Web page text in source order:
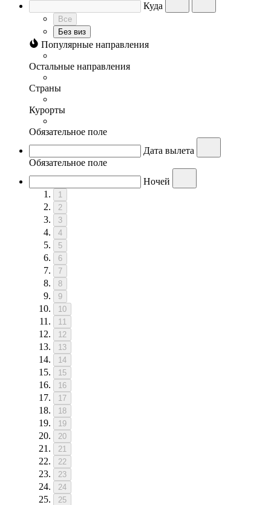
Куда
Все
Без виз
Популярные направления
Остальные направления
Страны
Курорты
Обязательное поле
Дата вылета
Обязательное поле
Ночей
1
2
3
4
5
6
7
8
9
10
11
12
13
14
15
16
17
18
19
20
21
22
23
24
25